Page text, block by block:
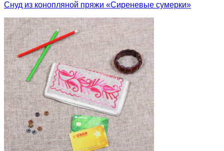
Снуд из конопляной пряжи «Сиреневые сумерки»